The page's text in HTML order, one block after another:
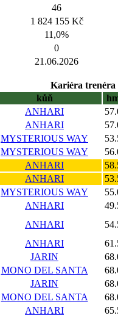
46
1 824 155 Kč
11,0%
0
21.06.2026
Kariéra trenéra
kůň
ANHARI
ANHARI
MYSTERIOUS WAY
MYSTERIOUS WAY
ANHARI
ANHARI
MYSTERIOUS WAY
ANHARI
ANHARI
ANHARI
JARIN
MONO DEL SANTA
JARIN
MONO DEL SANTA
ANHARI